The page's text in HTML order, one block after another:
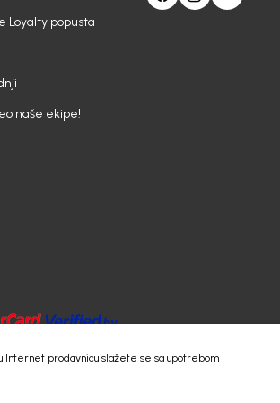
Loyalty popusta
naše ekipe!
Internet prodavnicu slažete se sa upotrebom